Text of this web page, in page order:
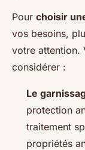
Pour choisir
vos besoins,
votre attention.
considérer :
Le
protection
traitement
propriétés